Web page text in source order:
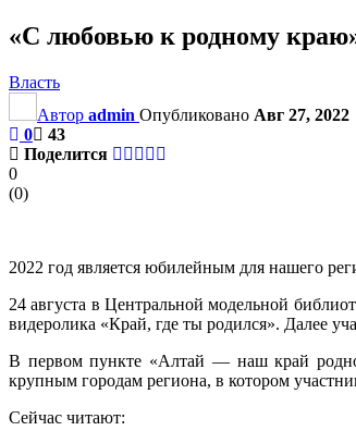
«С любовью к родному
Власть
Автор admin Опубликовано Авг 27, 2022
0
43
Поделится
0
(0)
2022 год является юбилейным для нашего
24 августа в Центральной модельной
видеролика «Край, где ты родился». Далее
В первом пункте «Алтай — наш край
крупным городам региона, в котором
Сейчас читают: